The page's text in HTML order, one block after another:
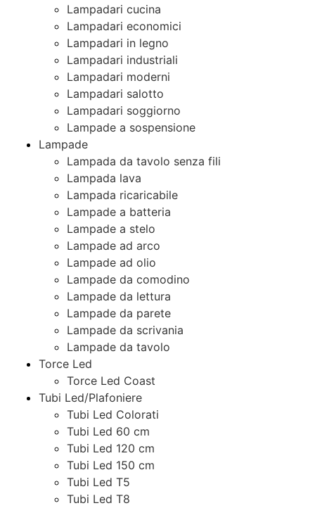
Lampadari cucina
Lampadari economici
Lampadari in legno
Lampadari industriali
Lampadari moderni
Lampadari salotto
Lampadari soggiorno
Lampade a sospensione
Lampade
Lampada da tavolo senza fili
Lampada lava
Lampada ricaricabile
Lampade a batteria
Lampade a stelo
Lampade ad arco
Lampade ad olio
Lampade da comodino
Lampade da lettura
Lampade da parete
Lampade da scrivania
Lampade da tavolo
Torce Led
Torce Led Coast
Tubi Led/Plafoniere
Tubi Led Colorati
Tubi Led 60 cm
Tubi Led 120 cm
Tubi Led 150 cm
Tubi Led T5
Tubi Led T8